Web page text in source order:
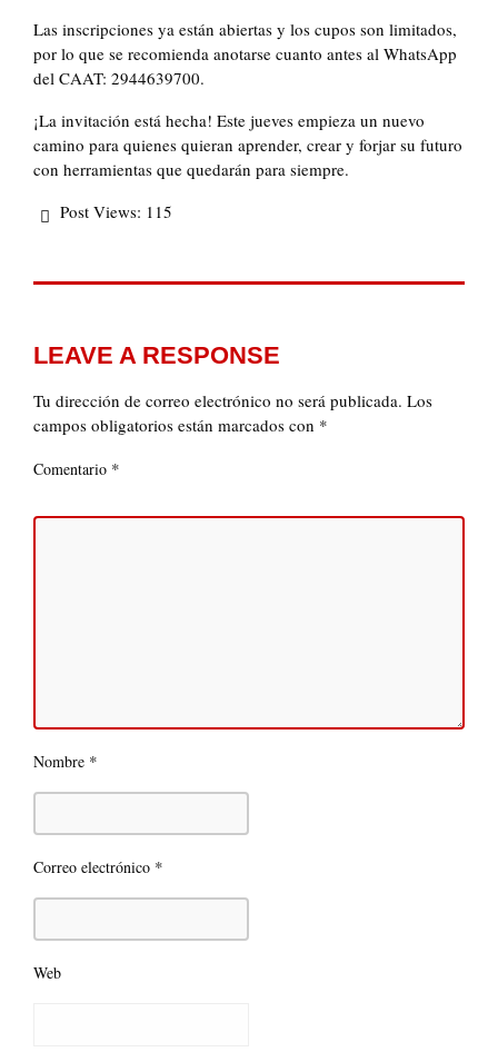
Las inscripciones ya están abiertas y los cupos son limitados,
por lo que se recomienda anotarse cuanto antes al WhatsApp
del CAAT: 2944639700.
¡La invitación está hecha! Este jueves empieza un nuevo
camino para quienes quieran aprender, crear y forjar su futuro
con herramientas que quedarán para siempre.
Post Views: 115
LEAVE A RESPONSE
Tu dirección de correo electrónico no será publicada. Los
campos obligatorios están marcados con *
Comentario *
Nombre *
Correo electrónico *
Web